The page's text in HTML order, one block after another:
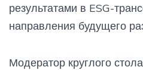
результатами в ESG-
направления будущего
Модератор круглого